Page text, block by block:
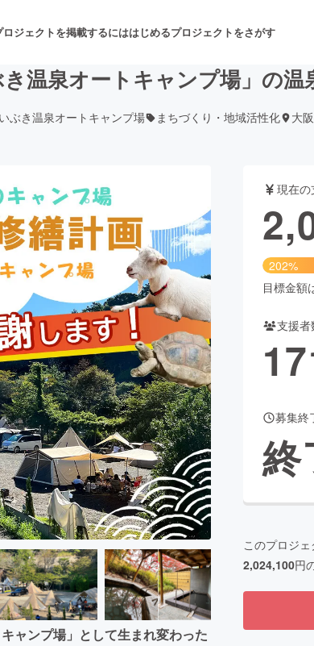
ロジェクトを掲載するにははじめるプロジェクトをさがす
舞台・パフォーマンス
・サービス開発 フード・飲食店
ジ ビューティー・ヘルスケ
CAMPFIRE for Social GoodCAMPFIRE Creation
CAMPFIREふるさと納税machi-ya コミュニティ
温泉オートキャンプ場」の
ぶき温泉オートキャンプ場 まちづくり・地域活性化 大
ャンプ場」として生まれ変わった
現在
202%
目標金額
支援者
募集終
終
このプロジェ
2,024,100円